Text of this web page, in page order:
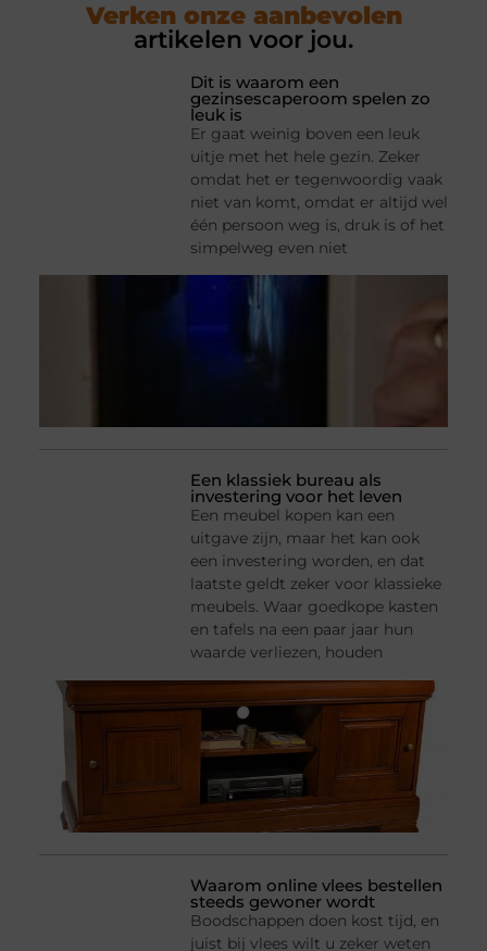
Verken onze aanbevolen
artikelen voor jou.
Dit is waarom een
gezinsescaperoom spelen zo
leuk is
Er gaat weinig boven een leuk
uitje met het hele gezin. Zeker
omdat het er tegenwoordig vaak
niet van komt, omdat er altijd wel
één persoon weg is, druk is of het
simpelweg even niet
Een klassiek bureau als
investering voor het leven
Een meubel kopen kan een
uitgave zijn, maar het kan ook
een investering worden, en dat
laatste geldt zeker voor klassieke
meubels. Waar goedkope kasten
en tafels na een paar jaar hun
waarde verliezen, houden
Waarom online vlees bestellen
steeds gewoner wordt
Boodschappen doen kost tijd, en
juist bij vlees wilt u zeker weten